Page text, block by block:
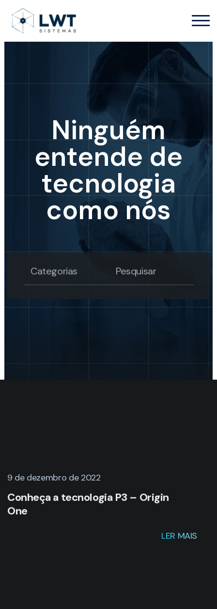
Ninguém
entende de
tecnologia
como nós
9 de dezembro de 2022
Conheça a tecnologia P3 – Origin
One
LER MAIS